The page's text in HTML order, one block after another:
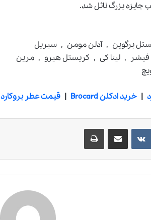
برگوین , آدلن مومن , سیریل
فیشر , لینا کی , کریستل هیرو , مرین
| خرید ادکلن Brocard | قیمت عطر بروکارد
‫VKontakteاشتراک گذاری از طریق ایمیل چاپ